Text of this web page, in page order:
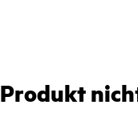
Produkt